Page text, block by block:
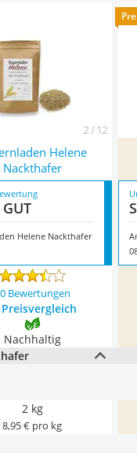
2 / 12
Helene
Nackthafer
Helene Nackthafer
Bewertungen
Preis­vergleich
Nachhaltig
2 kg
8,95 € pro kg